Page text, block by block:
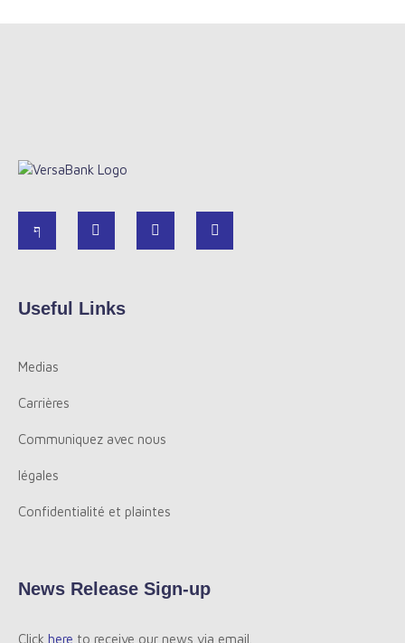
Useful Links
Medias
Carrières
Communiquez avec nous
légales
Confidentialité et plaintes
News Release Sign-up
Click here to receive our news via email.